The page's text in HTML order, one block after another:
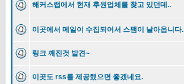
해커스랩에서 현재 후원업체를 찾고 있던데..
이곳에서 메일이 수집되어서 스팸이 날아옵니다.
링크 깨진것 발견~
이곳도 rss를 제공했으면 좋겠네요.